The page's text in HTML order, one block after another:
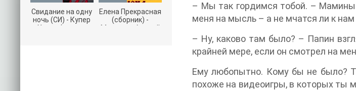
– Мы так гордимся тобой. – Мамины
меня на мысль – а не мчатся ли к
– Ну, каково там было? – Папин
крайней мере, если он смотрел на
Ему любопытно. Кому бы не было?
похоже на видеоигры, в которых ты
Свидание на одну
ночь (СИ) - Купер
Хелен (читать
Елена Прекрасная
(сборник) -
Малышев Андрей